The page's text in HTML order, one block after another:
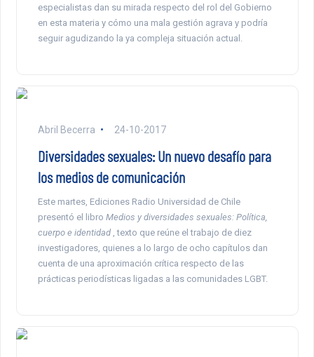
especialistas dan su mirada respecto del rol del Gobierno
en esta materia y cómo una mala gestión agrava y podría
seguir agudizando la ya compleja situación actual.
Abril Becerra 24-10-2017
Diversidades sexuales: Un nuevo desafío para
los medios de comunicación
Este martes, Ediciones Radio Universidad de Chile
presentó el libro Medios y diversidades sexuales: Política,
cuerpo e identidad , texto que reúne el trabajo de diez
investigadores, quienes a lo largo de ocho capítulos dan
cuenta de una aproximación crítica respecto de las
prácticas periodísticas ligadas a las comunidades LGBT.